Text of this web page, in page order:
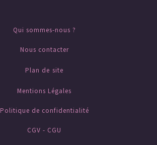
Qui sommes-nous ?
Nous contacter
Plan de site
Mentions Légales
Politique de confidentialité
CGV - CGU